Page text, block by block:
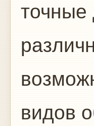
точные
видов